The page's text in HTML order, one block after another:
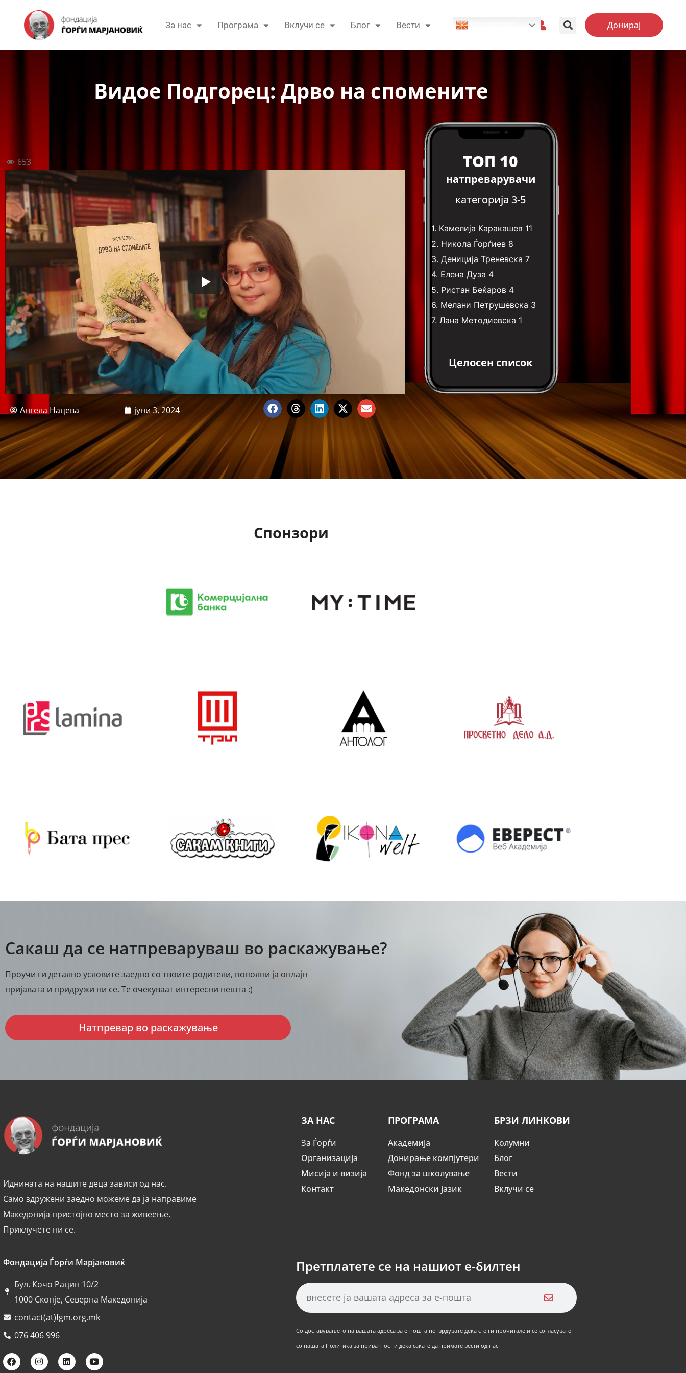
За нас Програма Вклучи се Блог Вести Донирај
Видое Подгорец: Дрво на спомените
653 ТОП 10
натпреварувачи
категорија 3-5
1. Камелија Каракашев 11
2. Никола Ѓорѓиев 8
3. Дениција Треневска 7
4. Елена Дуза 4
5. Ристан Беќаров 4
6. Мелани Петрушевска 3
7. Лана Методиевска 1
Целосен список
Ангела Нацева јуни 3, 2024
Спонзори
Сакаш да се натпреваруваш во раскажување?
Проучи ги детално условите заедно со твоите родители, пополни ја онлајн
пријавата и придружи ни се. Те очекуваат интересни нешта :)
Натпревар во раскажување
Иднината на нашите деца зависи од нас.
Само здружени заедно можеме да ја направиме
Македонија пристојно место за живеење.
Приклучете ни се.
ЗА НАС
За Ѓорѓи
Организација
Мисија и визија
Контакт
ПРОГРАМА
Академија
Донирање компјутери
Фонд за школување
Македонски јазик
БРЗИ ЛИНКОВИ
Колумни
Блог
Вести
Вклучи се
Фондација Ѓорѓи Марјановиќ
Бул. Кочо Рацин 10/2
1000 Скопје, Северна Македонија
contact(at)fgm.org.mk
076 406 996
Претплатете се на нашиот е-билтен
Со доставувањето на вашата адреса за е-пошта потврдувате дека сте ги прочитале и се согласувате
со нашата Политика за приватност и дека сакате да примате вести од нас.